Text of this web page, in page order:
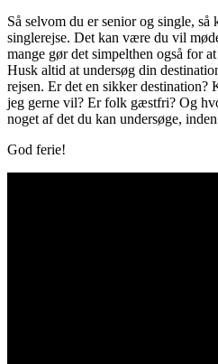
Så selvom du er senior og single, så
singlerejse. Det kan være du vil
mange gør det simpelthen også for
Husk altid at undersøg din
rejsen. Er det en sikker destination?
jeg gerne vil? Er folk gæstfri? Og
noget af det du kan undersøge,
God ferie!